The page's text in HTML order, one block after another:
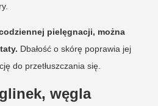
pielęgnacji, można
Dbałość o skórę poprawia jej
do przetłuszczania się.
węgla